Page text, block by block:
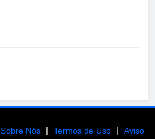
Sobre Nós | Termos de Uso | Aviso